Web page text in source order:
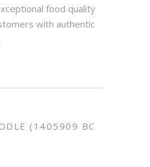
food quality
with authentic
(1405909 BC